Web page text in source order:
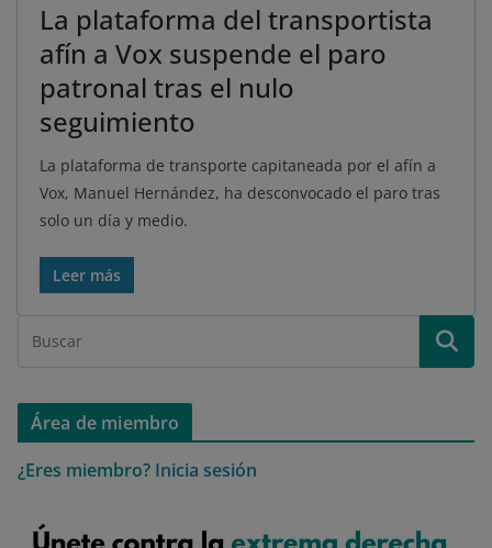
La plataforma del transportista
afín a Vox suspende el paro
patronal tras el nulo
seguimiento
La plataforma de transporte capitaneada por el afín a
Vox, Manuel Hernández, ha desconvocado el paro tras
solo un día y medio.
Leer más
Área de miembro
¿Eres miembro? Inicia sesión